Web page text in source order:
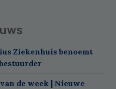
Ziekenhuis benoemt
de week | Nieuwe